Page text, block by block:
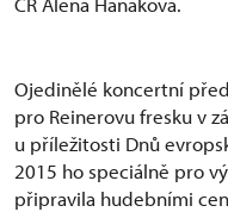
Ojedinělé koncertní
pro Reinerovu fresku v
u příležitosti Dnů
2015 ho speciálně pro
připravila hudebními